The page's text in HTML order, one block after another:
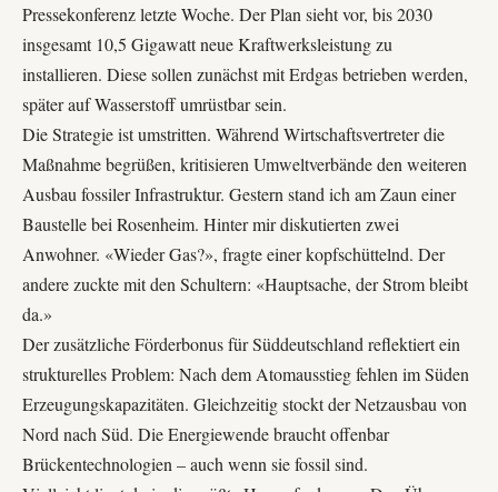
Pressekonferenz letzte Woche. Der Plan sieht vor, bis 2030
insgesamt 10,5 Gigawatt neue Kraftwerksleistung zu
installieren. Diese sollen zunächst mit Erdgas betrieben werden,
später auf Wasserstoff umrüstbar sein.
Die Strategie ist umstritten. Während Wirtschaftsvertreter die
Maßnahme begrüßen, kritisieren Umweltverbände den weiteren
Ausbau fossiler Infrastruktur. Gestern stand ich am Zaun einer
Baustelle bei Rosenheim. Hinter mir diskutierten zwei
Anwohner. «Wieder Gas?», fragte einer kopfschüttelnd. Der
andere zuckte mit den Schultern: «Hauptsache, der Strom bleibt
da.»
Der zusätzliche Förderbonus für Süddeutschland reflektiert ein
strukturelles Problem: Nach dem Atomausstieg fehlen im Süden
Erzeugungskapazitäten. Gleichzeitig stockt der Netzausbau von
Nord nach Süd. Die Energiewende braucht offenbar
Brückentechnologien – auch wenn sie fossil sind.